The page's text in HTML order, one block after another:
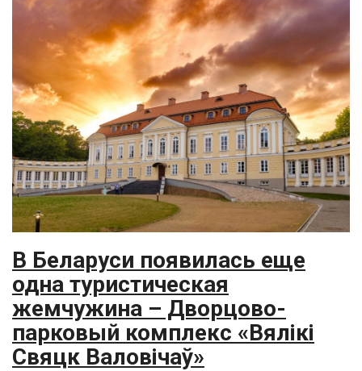
В Беларуси появилась еще
одна туристическая
жемчужина – Дворцово-
парковый комплекс «Вялікі
Свяцк Валовічаў»